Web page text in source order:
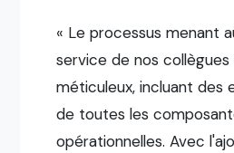
« Le processus menant
service de nos
méticuleux, incluant des
de toutes les
opérationnelles. Avec